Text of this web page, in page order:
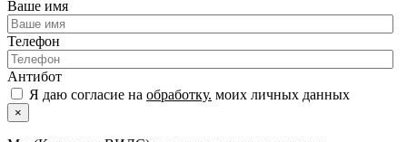
Ваше имя
Телефон
Антибот
Я даю согласие на обработку. моих личных данных
×